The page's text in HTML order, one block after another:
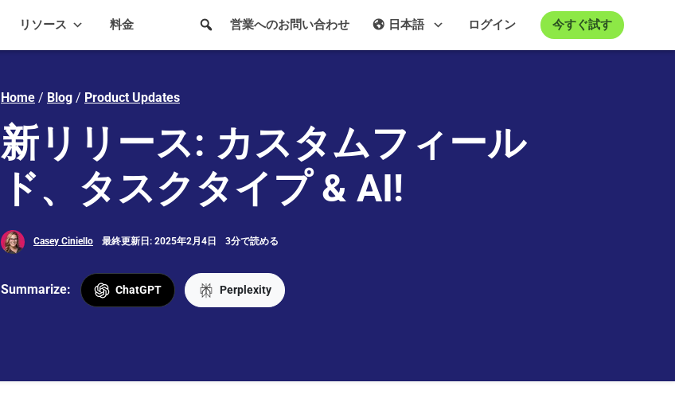
リソース 料金 今すぐ試す
ログイン
日本語
営業へのお問い合わせ
Home / Blog / Product Updates
新リリース: カスタムフィール
ド、タスクタイプ & AI!
Casey Ciniello 最終更新日: 2025年2月4日 3分で読める
Summarize: ChatGPT Perplexity